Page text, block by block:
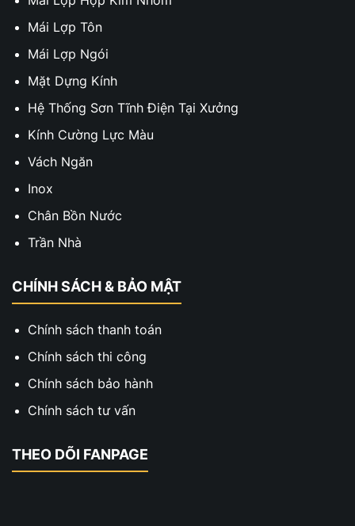
Mái Lợp Tôn
Mái Lợp Ngói
Mặt Dựng Kính
Hệ Thống Sơn Tĩnh Điện Tại Xưởng
Kính Cường Lực Màu
Vách Ngăn
Inox
Chân Bồn Nước
Trần Nhà
CHÍNH SÁCH & BẢO MẬT
Chính sách thanh toán
Chính sách thi công
Chính sách bảo hành
Chính sách tư vấn
THEO DÕI FANPAGE